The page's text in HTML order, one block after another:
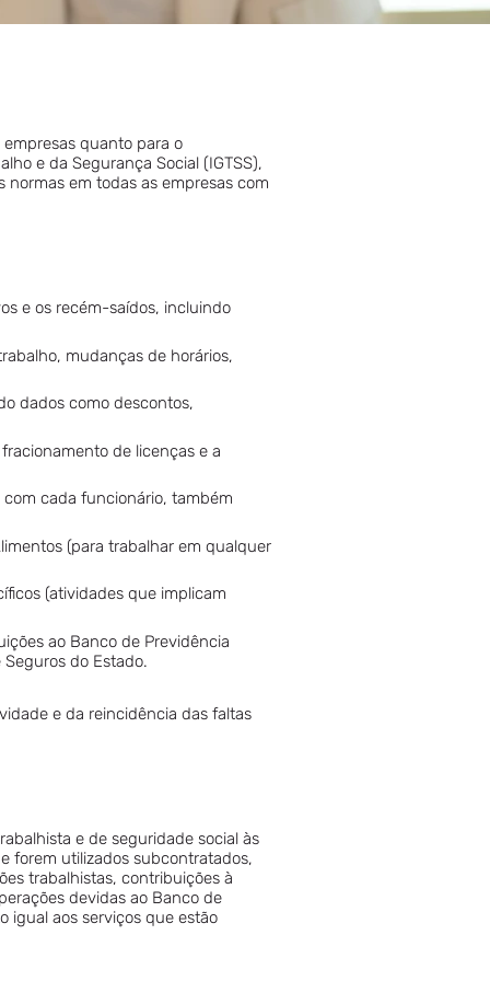
quanto para o
e da Segurança Social (IGTSS),
normas em todas as empresas com
e os recém-saídos, incluindo
mudanças de horários,
dados como descontos,
de licenças e a
cada funcionário, também
(para trabalhar em qualquer
(atividades que implicam
ao Banco de Previdência
do Estado.
e da reincidência das faltas
e de seguridade social às
forem utilizados subcontratados,
trabalhistas, contribuições à
devidas ao Banco de
igual aos serviços que estão